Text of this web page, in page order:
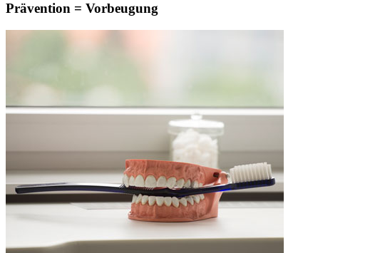
Prävention = Vorbeugung